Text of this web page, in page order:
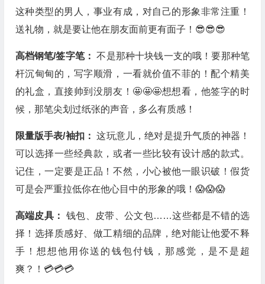
这种类型的男人，事业有成，对自己的形象非常注重！
送礼物，就是要让他在朋友面前更有面子！😎😎😎
高档钢笔/签字笔：不是那种十块钱一支的哦！要那种笔
杆沉甸甸的，写字顺滑，一看就价值不菲的！配个精美
的礼盒，直接帅到没朋友！🤩🤩🤩想想看，他签字的时
候，那笔尖划过纸张的声音，多么有质感！
限量版手表/袖扣：这玩意儿，绝对是提升气质的神器！
可以选择一些经典款，或者一些比较有设计感的款式。
记住，一定要是正品！不然，小心被他一眼识破！假货
可是会严重拉低你在他心目中的形象的哦！😱😱😱
高端皮具： 钱包、皮带、公文包……这些都是不错的选
择！选择质感好、做工精细的品牌，绝对能让他爱不释
手！想想他用你送的钱包付钱，那感觉，是不是超
爽？！💳💳💳